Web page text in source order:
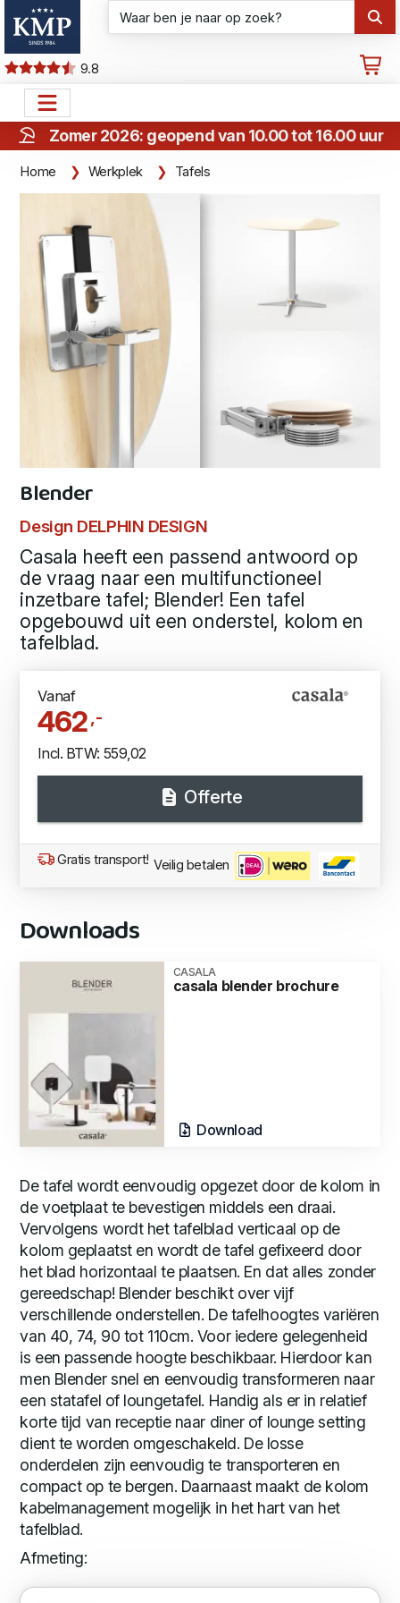
9.8
Zomer 2026: geopend van 10.00 tot 16.00 uur
Home Werkplek Tafels
Blender
Design DELPHIN DESIGN
Casala heeft een passend antwoord op
de vraag naar een multifunctioneel
inzetbare tafel; Blender! Een tafel
opgebouwd uit een onderstel, kolom en
tafelblad.
Vanaf
462,-
Incl. BTW: 559,02
Offerte
Gratis transport! Veilig betalen
Downloads
CASALA
casala blender brochure
Download
De tafel wordt eenvoudig opgezet door de kolom in
de voetplaat te bevestigen middels een draai.
Vervolgens wordt het tafelblad verticaal op de
kolom geplaatst en wordt de tafel gefixeerd door
het blad horizontaal te plaatsen. En dat alles zonder
gereedschap! Blender beschikt over vijf
verschillende onderstellen. De tafelhoogtes variëren
van 40, 74, 90 tot 110cm. Voor iedere gelegenheid
is een passende hoogte beschikbaar. Hierdoor kan
men Blender snel en eenvoudig transformeren naar
een statafel of loungetafel. Handig als er in relatief
korte tijd van receptie naar diner of lounge setting
dient te worden omgeschakeld. De losse
onderdelen zijn eenvoudig te transporteren en
compact op te bergen. Daarnaast maakt de kolom
kabelmanagement mogelijk in het hart van het
tafelblad.
Afmeting: